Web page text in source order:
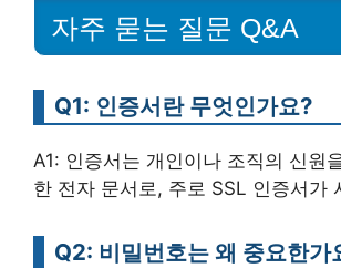
자주 묻는 질문 Q&A
Q1: 인증서란 무엇인가요?
A1: 인증서는 개인이나 조직의 신원
한 전자 문서로, 주로 SSL 인증서가
Q2: 비밀번호는 왜 중요한가